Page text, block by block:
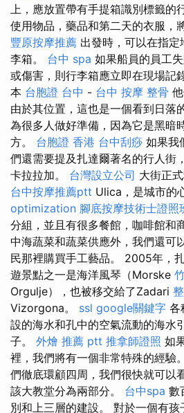
上，應放置帶有手提箱識別標籤的
使用物品，藥品和第二天的衣服，
豐原按摩推薦 出發時，可以在指
李箱。 台中 spa 如果船員的員工
或傷害，則行李箱應立即在現場記
本 台胞證 台中 - 台中 按摩 整骨
由於其位置，這也是一個看到日落
為很多人做好準備，因為它是黑暗
方。 台胞證 香港 台中刮痧 如果我
們還需要提及扎達爾著名的行人街
卡拉拉加。 台灣設立公司 大街正
台中按摩推薦ptt Ulica，是城市的
optimization 腳底按摩技術士證照
分組，並且有很多餐館，咖啡館和
中海蔬菜和蔬菜供應外，我們還可
民那裡購買手工藝品。 2005年，
遊景點之一是海洋風琴（Morske
Orgulje），也被移交給了Zadari
Vizorgona。 ssl google關鍵字 各
設的海水和孔中的空氣流動的海水
子。 外燴 推薦 ptt 推拿師證照 如
裡，我們將有一個非常特殊的經驗。
們徹底環顧四周，我們很快就可以
該大教堂分為兩部分。 台中spa 數
別和上三層的建設。 對於一個有